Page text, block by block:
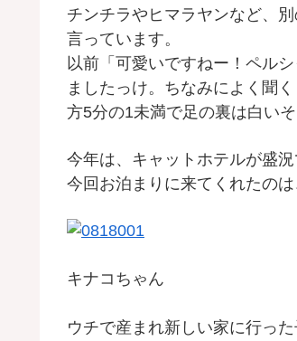
チンチラやヒマラヤンなど、
言っています。
以前「可愛いですねー！ペル
ましたっけ。ちなみによく聞
方5分の1未満で足の裏は白い
今年は、キャットホテルが盛況
今回お泊まりに来てくれたのは
キナコちゃん
ウチで産まれ新しい家に行った